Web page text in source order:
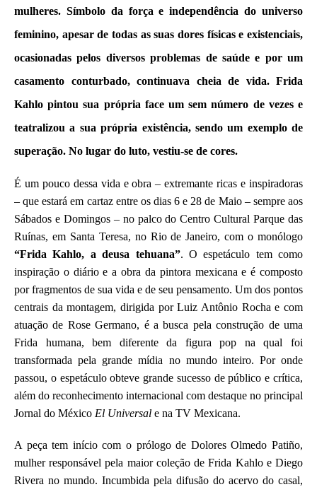
mulheres. Símbolo da força e independência do universo
feminino, apesar de todas as suas dores físicas e existenciais,
ocasionadas pelos diversos problemas de saúde e por um
casamento conturbado, continuava cheia de vida. Frida
Kahlo pintou sua própria face um sem número de vezes e
teatralizou a sua própria existência, sendo um exemplo de
superação. No lugar do luto, vestiu-se de cores.
É um pouco dessa vida e obra– extremante ricas e inspiradoras
– que estará em cartaz entre os dias6e 28 de Maio – sempre aos
Sábados e Domingos – no palco doCentro Cultural Parque das
Ruínas, em Santa Teresa, no Rio de Janeiro, como monólogo
“Frida Kahlo, a deusa tehuana”. O espetáculo tem como
inspiração o diário e a obra da pintora mexicanae écomposto
porfragmentos de sua vida e de seu pensamento. Um dos pontos
centrais da montagem,dirigida porLuiz Antônio Rocha ecom
atuação de Rose Germano, é a busca pelaconstrução deuma
Frida humana, bem diferente da figura pop na qual foi
transformada pela grande mídia no mundo inteiro. Por onde
passou, o espetáculo obteve grande sucesso de público e crítica,
além do reconhecimento internacional com destaque no principal
Jornal do México El Universal e na TV Mexicana.
A peça tem início com o prólogo de Dolores Olmedo Patiño,
mulher responsável pela maior coleção de Frida Kahlo e Diego
Rivera no mundo. Incumbida pela difusão do acervo do casal,